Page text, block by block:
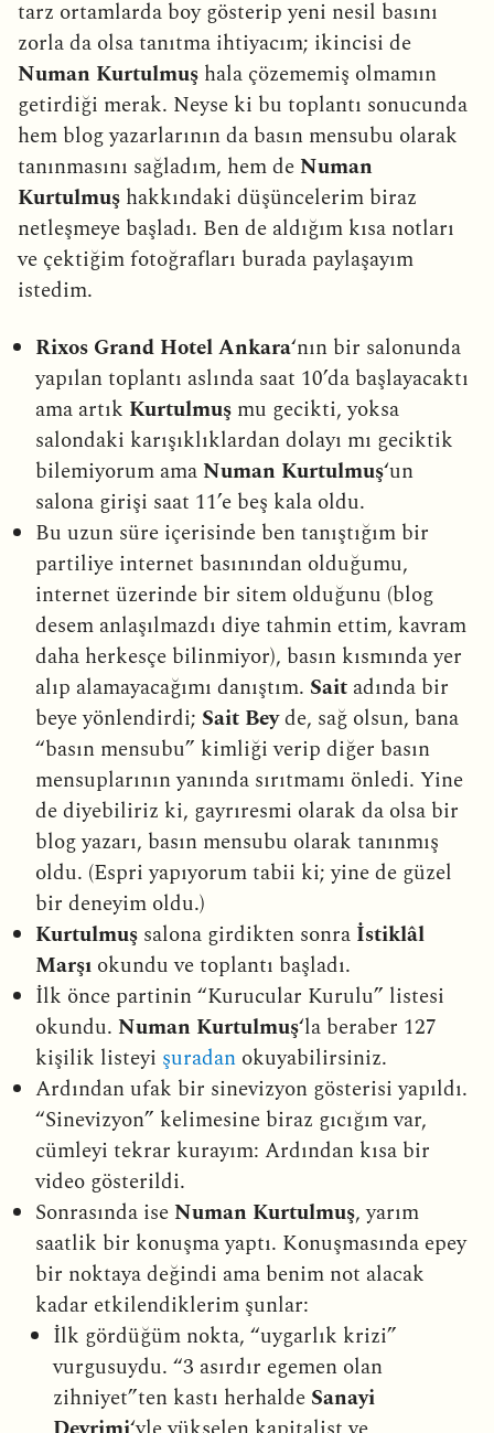
tarz ortamlarda boy gösterip yeni nesil basını
zorla da olsa tanıtma ihtiyacım; ikincisi de
Numan Kurtulmuş hala çözememiş olmamın
getirdiği merak. Neyse ki bu toplantı sonucunda
hem blog yazarlarının da basın mensubu olarak
tanınmasını sağladım, hem deNuman
Kurtulmuş hakkındaki düşüncelerim biraz
netleşmeye başladı. Ben de aldığım kısa notları
ve çektiğim fotoğrafları burada paylaşayım
istedim.
Rixos Grand Hotel Ankara‘nın bir salonunda
yapılan toplantı aslında saat 10’da başlayacaktı
ama artık Kurtulmuş mu gecikti, yoksa
salondaki karışıklıklardan dolayı mı geciktik
bilemiyorum amaNuman Kurtulmuş‘un
salona girişi saat 11’e beş kala oldu.
Bu uzun süre içerisinde ben tanıştığım bir
partiliye internet basınından olduğumu,
internet üzerinde bir sitem olduğunu (blog
desem anlaşılmazdı diye tahmin ettim, kavram
daha herkesçe bilinmiyor), basın kısmında yer
alıp alamayacağımı danıştım. Sait adında bir
beye yönlendirdi; Sait Beyde, sağ olsun, bana
“basın mensubu” kimliği verip diğer basın
mensuplarının yanında sırıtmamı önledi. Yine
de diyebiliriz ki, gayrıresmi olarak da olsa bir
blog yazarı, basın mensubu olarak tanınmış
oldu. (Espri yapıyorum tabii ki; yine de güzel
bir deneyim oldu.)
Kurtulmuş salona girdikten sonra İstiklâl
Marşı okundu ve toplantı başladı.
İlk önce partinin “Kurucular Kurulu” listesi
okundu. Numan Kurtulmuş‘la beraber 127
kişilik listeyi şuradan okuyabilirsiniz.
Ardından ufak bir sinevizyon gösterisi yapıldı.
“Sinevizyon” kelimesine biraz gıcığım var,
cümleyi tekrar kurayım: Ardından kısa bir
video gösterildi.
Sonrasında iseNuman Kurtulmuş, yarım
saatlik bir konuşma yaptı. Konuşmasında epey
bir noktaya değindi ama benim not alacak
kadar etkilendiklerim şunlar:
İlk gördüğüm nokta, “uygarlık krizi”
vurgusuydu. “3 asırdır egemen olan
zihniyet”ten kastı herhalde Sanayi